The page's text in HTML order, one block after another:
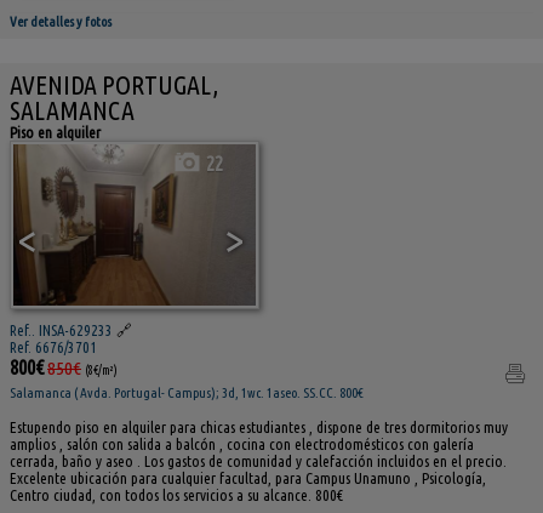
Ver detalles y fotos
AVENIDA PORTUGAL,
SALAMANCA
Piso en alquiler
< >
22
Ref.. INSA-629233 🔗
Ref. 6676/3701
800€850€ (8€/m²)
Salamanca ( Avda. Portugal- Campus); 3d, 1wc. 1aseo. SS.CC. 800€
Estupendo piso en alquiler para chicas estudiantes , dispone de tres dormitorios muy
amplios , salón con salida a balcón , cocina con electrodomésticos con galería
cerrada, baño y aseo . Los gastos de comunidad y calefacción incluidos en el precio.
Excelente ubicación para cualquier facultad, para Campus Unamuno , Psicología,
Centro ciudad, con todos los servicios a su alcance. 800€